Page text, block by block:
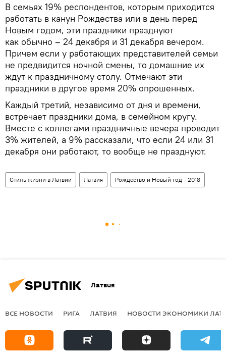
В семьях 19% респондентов, которым приходится
работать в канун Рождества или в день перед
Новым годом, эти праздники празднуют
как обычно – 24 декабря и 31 декабря вечером.
Причем если у работающих представителей семьи
не предвидится ночной смены, то домашние их
ждут к праздничному столу. Отмечают эти
праздники в другое время 20% опрошенных.
Kаждый третий, независимо от дня и времени,
встречает праздники дома, в семейном кругу.
Вместе с коллегами праздничные вечера проводит
3% жителей, а 9% рассказали, что если 24 или 31
декабря они работают, то вообще не празднуют.
Стиль жизни в Латвии Латвия Рождество и Новый год - 2018
Латвия
ВСЕ НОВОСТИ РИГА ЛАТВИЯ НОВОСТИ ЭКОНОМИКИ